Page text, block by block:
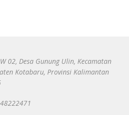
02, Desa Gunung Ulin, Kecamatan
Kotabaru, Provinsi Kalimantan